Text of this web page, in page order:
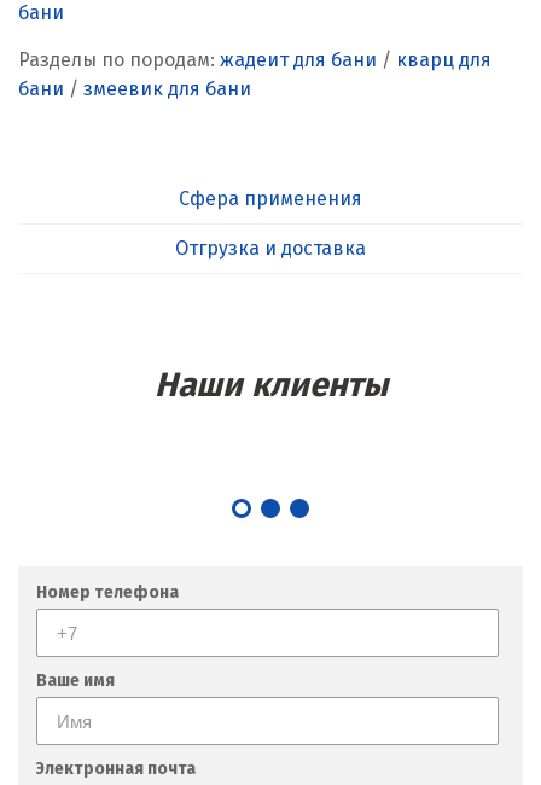
бани
Разделы по породам: жадеит для бани / кварц для
бани / змеевик для бани
Сфера применения
Отгрузка и доставка
Наши клиенты
Номер телефона
Ваше имя
Электронная почта